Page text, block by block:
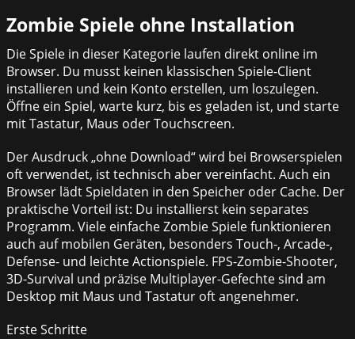
Zombie Spiele ohne Installation
Die Spiele in dieser Kategorie laufen direkt online im
Browser. Du musst keinen klassischen Spiele-Client
installieren und kein Konto erstellen, um loszulegen.
Öffne ein Spiel, warte kurz, bis es geladen ist, und starte
mit Tastatur, Maus oder Touchscreen.
Der Ausdruck „ohne Download“ wird bei Browserspielen
oft verwendet, ist technisch aber vereinfacht. Auch ein
Browser lädt Spieldaten in den Speicher oder Cache. Der
praktische Vorteil ist: Du installierst kein separates
Programm. Viele einfache Zombie Spiele funktionieren
auch auf mobilen Geräten, besonders Touch-, Arcade-,
Defense- und leichte Actionspiele. FPS-Zombie-Shooter,
3D-Survival und präzise Multiplayer-Gefechte sind am
Desktop mit Maus und Tastatur oft angenehmer.
Erste Schritte